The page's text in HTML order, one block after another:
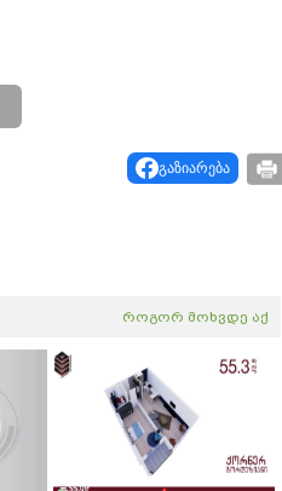
გაზიარება
როგორ მოხვდე აქ